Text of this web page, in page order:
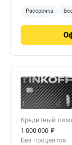
Рассрочка
Кредитный
1 000 000 ₽
Без процентов